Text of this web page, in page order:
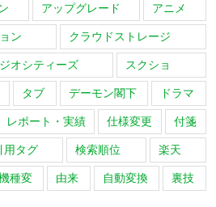
アップグレード
アニメ
ン
クラウドストレージ
ジオシティーズ
スクショ
タブ デーモン閣下
ドラマ
レポート・実績 仕様変更
付箋
用タグ 検索順位
楽天
種変 由来 自動変換 裏技